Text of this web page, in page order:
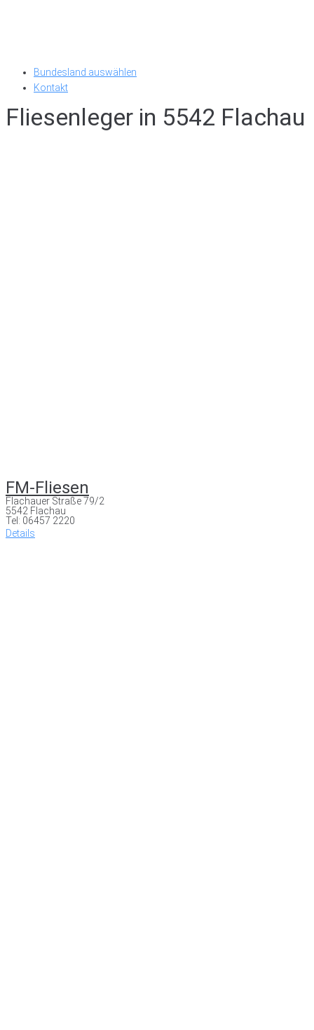
Bundesland auswählen
Kontakt
Fliesenleger in 5542 Flachau
FM-Fliesen
Flachauer Straße 79/2
5542 Flachau
Tel: 06457 2220
Details